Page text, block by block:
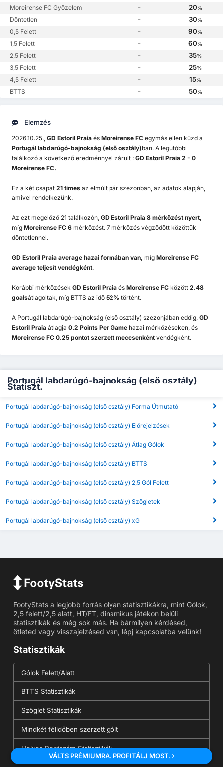
Moreirense FC Győzelem - 20%
Döntetlen - 30%
0,5 Felett - 90%
1,5 Felett - 60%
2,5 Felett - 35%
3,5 Felett - 25%
4,5 Felett - 15%
BTTS - 50%
Elemzés
2026.10.25., GD Estoril Praia és Moreirense FC egymás ellen küzd a
Portugál labdarúgó-bajnokság (első osztály)ban. A legutóbbi
találkozó a következő eredménnyel zárult : GD Estoril Praia 2 - 0
Moreirense FC.
Ez a két csapat 21 times az elmúlt pár szezonban, az adatok alapján,
amivel rendelkezünk.
Az ezt megelőző 21 találkozón, GD Estoril Praia 8 mérkőzést nyert,
míg Moreirense FC 6 mérkőzést. 7 mérkőzés végződött közöttük
döntetlennel.
GD Estoril Praia average hazai formában van, míg Moreirense FC
average teljesít vendégként.
Korábbi mérkőzések GD Estoril Praia és Moreirense FC között 2.48
goalsátlagoltak, míg BTTS az idő 52% történt.
A Portugál labdarúgó-bajnokság (első osztály) szezonjában eddig, GD
Estoril Praia átlagja 0.2 Points Per Game hazai mérkőzéseken, és
Moreirense FC 0.25 pontot szerzett meccsenként vendégként.
Portugál labdarúgó-bajnokság (első osztály)
Statiszt.
Portugál labdarúgó-bajnokság (első osztály) Forma Útmutató
Portugál labdarúgó-bajnokság (első osztály) Előrejelzések
Portugál labdarúgó-bajnokság (első osztály) Átlag Gólok
Portugál labdarúgó-bajnokság (első osztály) BTTS
Portugál labdarúgó-bajnokság (első osztály) 2,5 Gól Felett
Portugál labdarúgó-bajnokság (első osztály) Szögletek
Portugál labdarúgó-bajnokság (első osztály) xG
FootyStats a legjobb forrás olyan statisztikákra, mint Gólok,
2,5 felett/2,5 alatt, HT/FT, dinamikus játékon belüli
statisztikák és még sok más. Ha bármilyen kérdésed,
ötleted vagy visszajelzésed van, lépj kapcsolatba velünk!
Statisztikák
Gólok Felett/Alatt
BTTS Statisztikák
Szöglet Statisztikák
Mindkét félidőben szerzett gólt
Helyes Pontszám Statisztikák
VÁLTS PRÉMIUMRA. PROFITÁLJ MOST.